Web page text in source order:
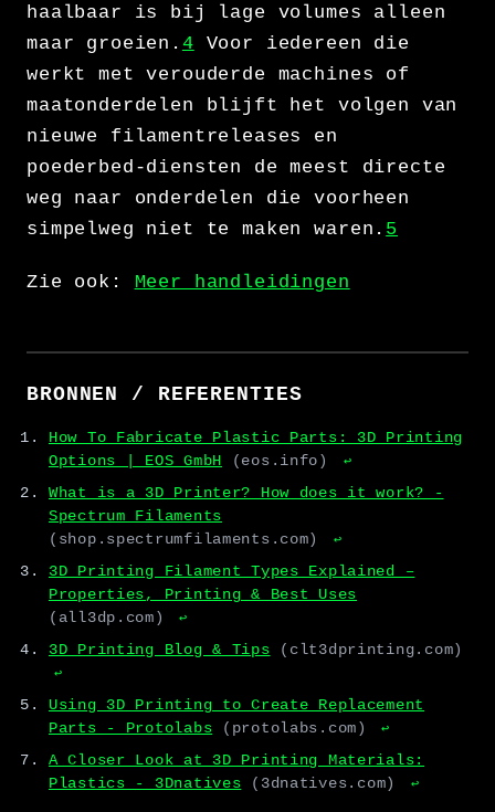
haalbaar is bij lage volumes alleen
maar groeien. 4 Voor iedereen die
werkt met verouderde machines of
maatonderdelen blijft het volgen van
nieuwe filamentreleases en
poederbed-diensten de meest directe
weg naar onderdelen die voorheen
simpelweg niet te maken waren. 5
Zie ook: Meer handleidingen
BRONNEN / REFERENTIES
How To Fabricate Plastic Parts: 3D Printing
Options | EOS GmbH
(eos.info) ↩
What is a 3D Printer? How does it work? -
Spectrum Filaments
(shop.spectrumfilaments.com)
↩
3D Printing Filament Types Explained –
Properties, Printing & Best Uses
(all3dp.com)
↩
3D Printing Blog & Tips (clt3dprinting.com)
↩
Using 3D Printing to Create Replacement
Parts - Protolabs
(protolabs.com) ↩
A Closer Look at 3D Printing Materials:
Plastics - 3Dnatives
(3dnatives.com) ↩